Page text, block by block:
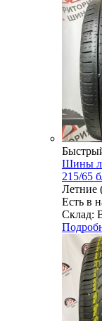
Шины
215/65
Летние
Есть в
Склад: